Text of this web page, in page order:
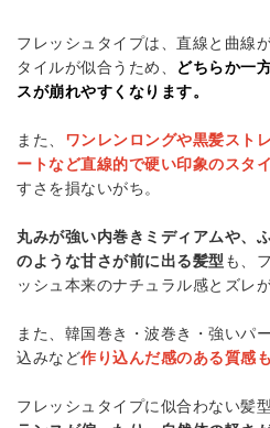
フレッシュタイプは、直線と曲線
タイルが似合うため、
どちらか一
スが崩れやすくなります。
また、
ワンレンロングや黒髪スト
ートなど直線的で硬い印象のスタ
すさを損ないがち。
丸みが強い内巻きミディアムや、
のような甘さが前に出る髪型 も、
ッシュ本来のナチュラル感とズレ
また、韓国巻き・波巻き・強いパ
込みなど作り込んだ感のある質感
フレッシュタイプに似合わない髪